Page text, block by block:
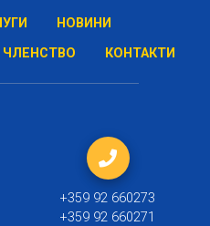
НОВИНИ
ЧЛЕНСТВО КОНТАКТИ
+359 92 660273
+359 92 660271